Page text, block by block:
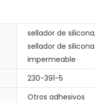
sellador de
sellador de silicona
impermeable
230-391-5
Otros adhesivos